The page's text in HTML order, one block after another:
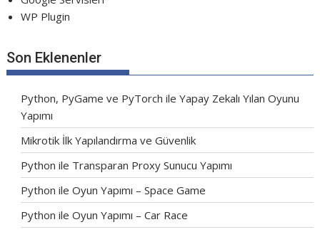
WP Plugin
Son Eklenenler
Python, PyGame ve PyTorch ile Yapay Zekalı Yılan Oyunu
Yapımı
Mikrotik İlk Yapılandırma ve Güvenlik
Python ile Transparan Proxy Sunucu Yapımı
Python ile Oyun Yapımı – Space Game
Python ile Oyun Yapımı – Car Race